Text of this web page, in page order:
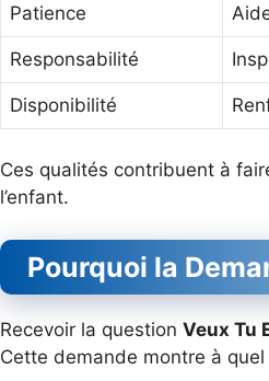
Patience
Responsabilité
Disponibilité
Ces qualités contribuent à
l’enfant.
Pourquoi la
Recevoir la question Veux Tu
Cette demande montre à